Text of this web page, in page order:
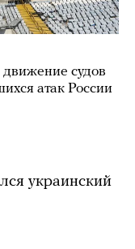
судов
атак России
украинский